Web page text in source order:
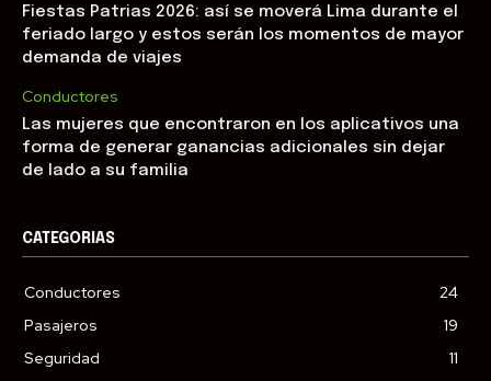
Fiestas Patrias 2026: así se moverá Lima durante el
feriado largo y estos serán los momentos de mayor
demanda de viajes
Conductores
Las mujeres que encontraron en los aplicativos una
forma de generar ganancias adicionales sin dejar
de lado a su familia
CATEGORIAS
Conductores
24
Pasajeros
19
Seguridad
11